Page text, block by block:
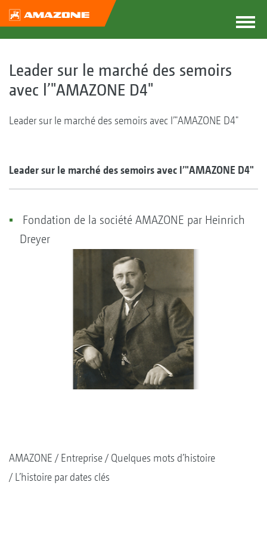
Leader sur le marché des semoirs
avec l’"AMAZONE D4"
Leader sur le marché des semoirs avec l’"AMAZONE D4"
Leader sur le marché des semoirs avec l’"AMAZONE D4"
Fondation de la société AMAZONE par Heinrich
Dreyer
AMAZONE Entreprise
Quelques mots d’histoire
L’histoire par dates clés